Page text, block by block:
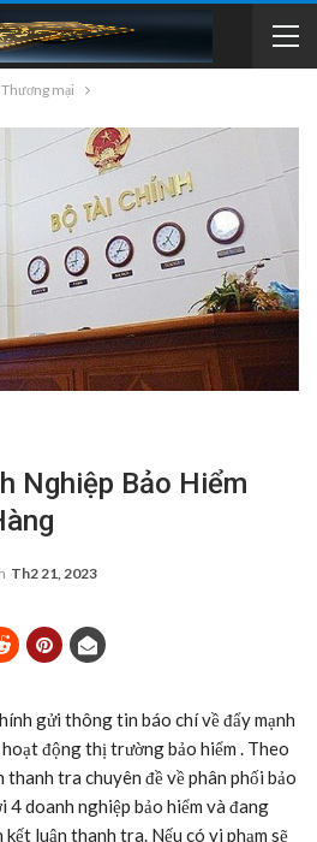
Thương mại
Nghiệp Bảo Hiểm
Th2 21, 2023
gửi thông tin báo chí về đẩy mạnh
động thị trường bảo hiểm . Theo
thanh tra chuyên đề về phân phối bảo
4 doanh nghiệp bảo hiểm và đang
luận thanh tra. Nếu có vi phạm sẽ